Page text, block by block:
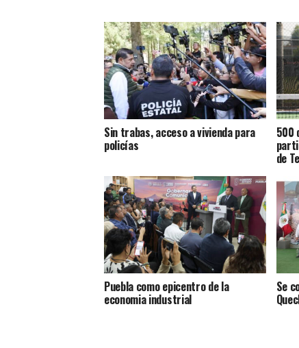
Sin trabas, acceso a vivienda para
policías
500
de
Puebla como epicentro de la
economia industrial
Se